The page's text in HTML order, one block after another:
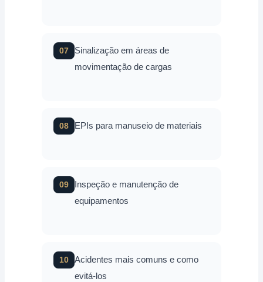
07
Sinalização em áreas de
movimentação de cargas
08 EPIs para manuseio de materiais
09
Inspeção e manutenção de
equipamentos
10
Acidentes mais comuns e como
evitá-los